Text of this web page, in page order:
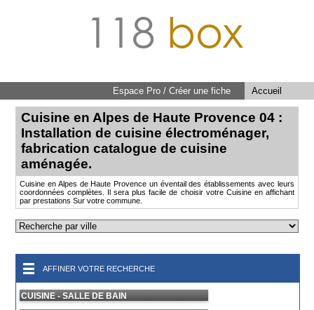
118 box
Accueil
Espace Pro / Créer une fiche
Cuisine en Alpes de Haute Provence 04 :
Installation de cuisine électroménager,
fabrication catalogue de cuisine
aménagée.
Cuisine en Alpes de Haute Provence un éventail des établissements avec leurs
coordonnées complètes. Il sera plus facile de choisir votre Cuisine en affichant
par prestations Sur votre commune.
AFFINER VOTRE RECHERCHE
CUISINE - SALLE DE BAIN